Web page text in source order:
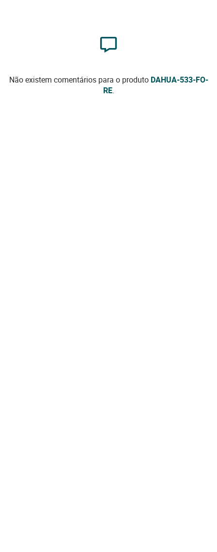
Não existem comentários para o produto DAHUA-533-FO-
RE.